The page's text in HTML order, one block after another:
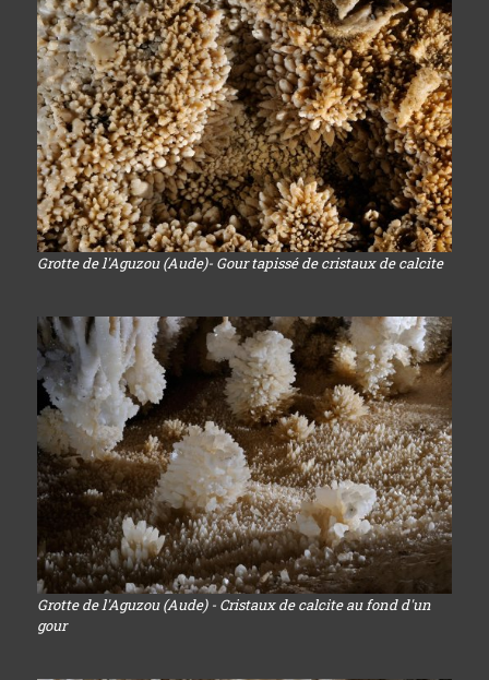
Grotte de l'Aguzou (Aude)- Gour tapissé de cristaux de calcite
Grotte de l'Aguzou (Aude) - Cristaux de calcite au fond d'un
gour